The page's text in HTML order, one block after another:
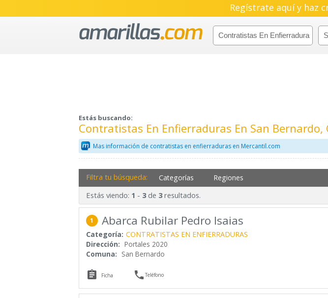
Regístrate aquí y haz
Estás buscando:
Contratistas En Enfierraduras En San
Mas información de contratistas en enfierraduras en Mercantil.com
Filtra tu búsqueda: Categorías Regiones
Estás viendo: 1 - 3de 3resultados.
1 Abarca Rubilar Pedro Isaias
Categoría: CONTRATISTAS EN ENFIERRADURAS
Dirección: Portales 2020
Comuna: San Bernardo
 Ficha Teléfono